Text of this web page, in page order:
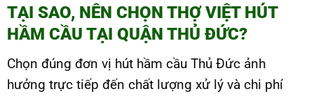
TẠI SAO, NÊN CHỌN THỢ VIỆT HÚT
HẦM CẦU TẠI QUẬN THỦ ĐỨC?
Chọn đúng đơn vị hút hầm cầu Thủ Đức ảnh
hưởng trực tiếp đến chất lượng xử lý và chi phí